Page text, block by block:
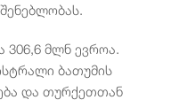
306,6 მლნ ევროა.
ბათუმის
და თურქეთთან